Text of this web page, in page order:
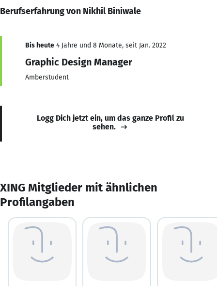
Berufserfahrung von Nikhil Biniwale
Bis heute 4 Jahre und 8 Monate, seit Jan. 2022
Graphic Design Manager
Amberstudent
Logg Dich jetzt ein, um das ganze Profil zu
sehen.
XING Mitglieder mit ähnlichen
Profilangaben